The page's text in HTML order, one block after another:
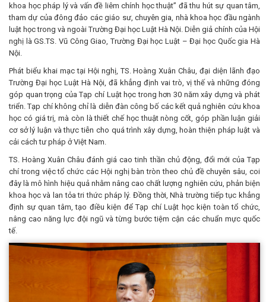
khoa học pháp lý và vấn đề liêm chính học thuật” đã thu hút sự quan tâm,
tham dự của đông đảo các giáo sư, chuyên gia, nhà khoa học đầu ngành
luật học trong và ngoài Trường Đại học Luật Hà Nội. Diễn giả chính của Hội
nghị là GS.TS. Vũ Công Giao, Trường Đại học Luật – Đại học Quốc gia Hà
Nội.
Phát biểu khai mạc tại Hội nghị, TS. Hoàng Xuân Châu, đại diện lãnh đạo
Trường Đại học Luật Hà Nội, đã khẳng định vai trò, vị thế và những đóng
góp quan trọng của Tạp chí Luật học trong hơn 30 năm xây dựng và phát
triển. Tạp chí không chỉ là diễn đàn công bố các kết quả nghiên cứu khoa
học có giá trị, mà còn là thiết chế học thuật nòng cốt, góp phần luận giải
cơ sở lý luận và thực tiễn cho quá trình xây dựng, hoàn thiện pháp luật và
cải cách tư pháp ở Việt Nam.
TS. Hoàng Xuân Châu đánh giá cao tinh thần chủ động, đổi mới của Tạp
chí trong việc tổ chức các Hội nghị bàn tròn theo chủ đề chuyên sâu, coi
đây là mô hình hiệu quả nhằm nâng cao chất lượng nghiên cứu, phản biện
khoa học và lan tỏa tri thức pháp lý. Đồng thời, Nhà trường tiếp tục khẳng
định sự quan tâm, tạo điều kiện để Tạp chí Luật học kiện toàn tổ chức,
nâng cao năng lực đội ngũ và từng bước tiệm cận các chuẩn mực quốc
tế.